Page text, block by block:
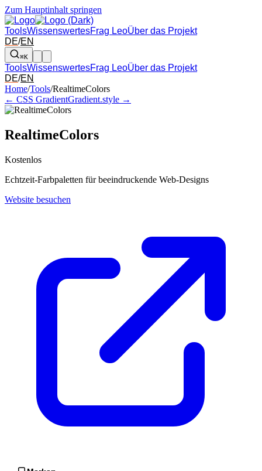
Zum Hauptinhalt springen
ToolsWissenswertesFrag LeoÜber das Projekt
DE/EN
⌘K
ToolsWissenswertesFrag LeoÜber das Projekt
DE/EN
Pfeil links und rechts: zum benachbarten Tool in der Übersicht
Home/Tools/RealtimeColors
← CSS GradientGradient.style →
RealtimeColors
Kostenlos
Echtzeit-Farbpaletten für beeindruckende Web-Designs
Website besuchen